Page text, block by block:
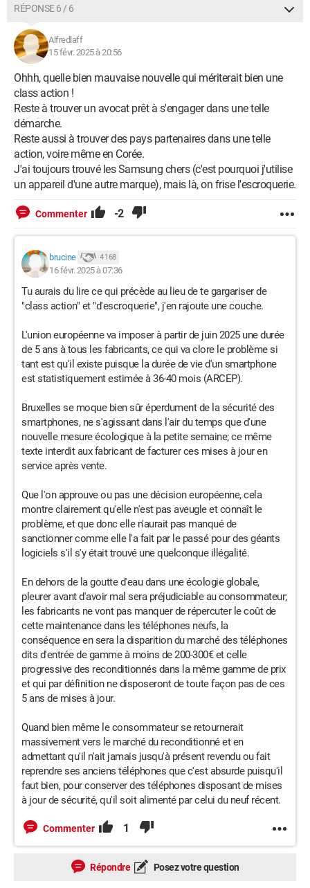
RÉPONSE 6 / 6
Alfredlaff
15 févr. 2025 à 20:56
Ohhh, quelle bien mauvaise nouvelle qui mériterait bien une
class action !
Reste à trouver un avocat prêt à s'engager dans une telle
démarche.
Reste aussi à trouver des pays partenaires dans une telle
action, voire même en Corée.
J'ai toujours trouvé les Samsung chers (c'est pourquoi j'utilise
un appareil d'une autre marque), mais là, on frise l'escroquerie.
Commenter -2
brucine 4 168
16 févr. 2025 à 07:36
Tu aurais du lire ce qui précède au lieu de te gargariser de
"class action" et "d'escroquerie", j'en rajoute une couche.
L'union européenne va imposer à partir de juin 2025 une durée
de 5 ans à tous les fabricants, ce qui va clore le problème si
tant est qu'il existe puisque la durée de vie d'un smartphone
est statistiquement estimée à 36-40 mois (ARCEP).
Bruxelles se moque bien sûr éperdument de la sécurité des
smartphones, ne s'agissant dans l'air du temps que d'une
nouvelle mesure écologique à la petite semaine; ce même
texte interdit aux fabricant de facturer ces mises à jour en
service après vente.
Que l'on approuve ou pas une décision européenne, cela
montre clairement qu'elle n'est pas aveugle et connaît le
problème, et que donc elle n'aurait pas manqué de
sanctionner comme elle l'a fait par le passé pour des géants
logiciels s'il s'y était trouvé une quelconque illégalité.
En dehors de la goutte d'eau dans une écologie globale,
pleurer avant d'avoir mal sera préjudiciable au consommateur;
les fabricants ne vont pas manquer de répercuter le coût de
cette maintenance dans les téléphones neufs, la
conséquence en sera la disparition du marché des téléphones
dits d'entrée de gamme à moins de 200-300€ et celle
progressive des reconditionnés dans la même gamme de prix
et qui par définition ne disposeront de toute façon pas de ces
5 ans de mises à jour.
Quand bien même le consommateur se retournerait
massivement vers le marché du reconditionné et en
admettant qu'il n'ait jamais jusqu'à présent revendu ou fait
reprendre ses anciens téléphones que c'est absurde puisqu'il
faut bien, pour conserver des téléphones disposant de mises
à jour de sécurité, qu'il soit alimenté par celui du neuf récent.
Commenter 1
Répondre Posez votre question